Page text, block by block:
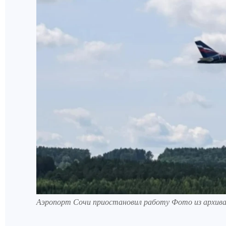
Аэропорт Сочи приостановил работу Фото из